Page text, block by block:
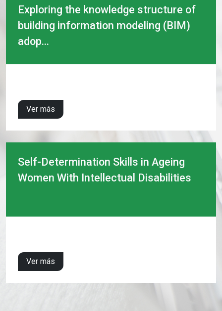
Exploring the knowledge structure of
building information modeling (BIM)
adop...
Ver más
Self-Determination Skills in Ageing
Women With Intellectual Disabilities
Ver más